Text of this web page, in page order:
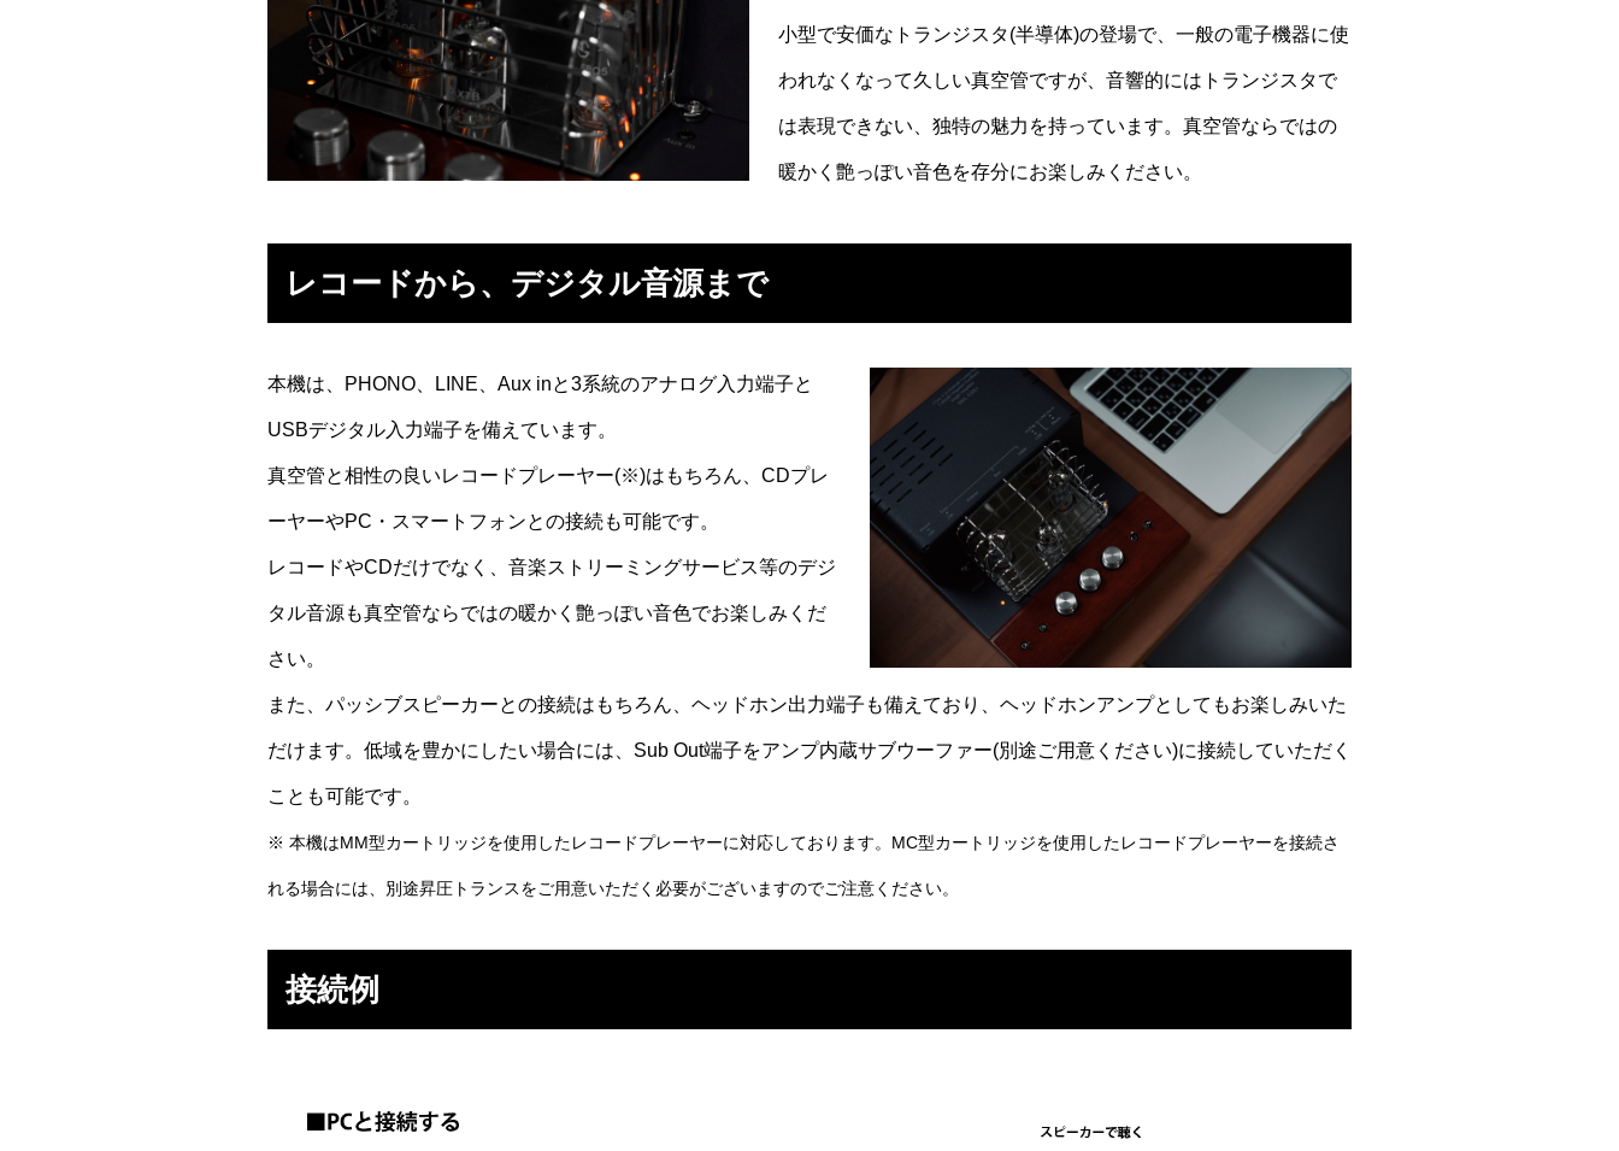
小型で安価なトランジスタ(半導体)の登場で、一般の電子機器に使
われなくなって久しい真空管ですが、音響的にはトランジスタで
は表現できない、独特の魅力を持っています。真空管ならではの
暖かく艶っぽい音色を存分にお楽しみください。
レコードから、デジタル音源まで
本機は、PHONO、LINE、Aux inと3系統のアナログ入力端子と
USBデジタル入力端子を備えています。
真空管と相性の良いレコードプレーヤー(※)はもちろん、CDプレ
ーヤーやPC・スマートフォンとの接続も可能です。
レコードやCDだけでなく、音楽ストリーミングサービス等のデジ
タル音源も真空管ならではの暖かく艶っぽい音色でお楽しみくだ
さい。
また、パッシブスピーカーとの接続はもちろん、ヘッドホン出力端子も備えており、ヘッドホンアンプとしてもお楽しみいた
だけます。低域を豊かにしたい場合には、Sub Out端子をアンプ内蔵サブウーファー(別途ご用意ください)に接続していただく
ことも可能です。
※ 本機はMM型カートリッジを使用したレコードプレーヤーに対応しております。MC型カートリッジを使用したレコードプレーヤーを接続さ
れる場合には、別途昇圧トランスをご用意いただく必要がございますのでご注意ください。
接続例